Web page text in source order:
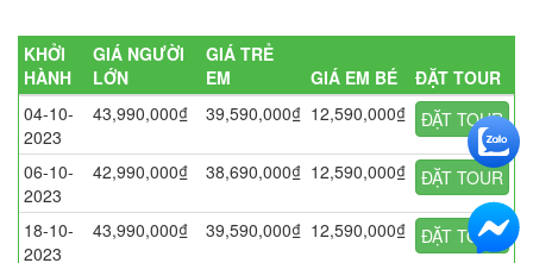
KHỞI
HÀNH
GIÁ NGƯỜI
LỚN
GIÁ TRẺ
EM
GIÁ EM BÉ
ĐẶT TOUR
04-10-
2023
43,990,000₫ 39,590,000₫ 12,590,000₫ ĐẶT TOUR
06-10-
2023
42,990,000₫ 38,690,000₫ 12,590,000₫ ĐẶT TOUR
18-10-
2023
43,990,000₫ 39,590,000₫ 12,590,000₫ ĐẶT TOUR